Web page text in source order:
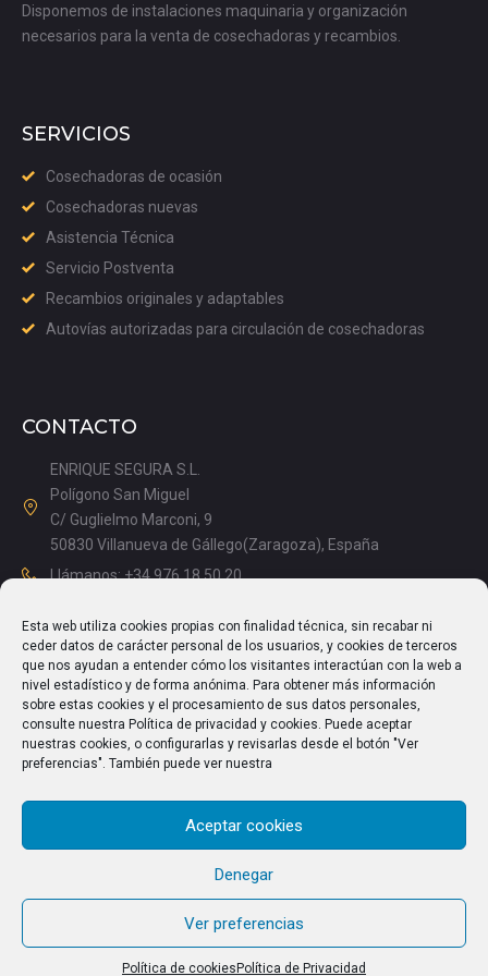
Esta web utiliza cookies propias con finalidad técnica, sin recabar ni
ceder datos de carácter personal de los usuarios, y cookies de terceros
que nos ayudan a entender cómo los visitantes interactúan con la web a
nivel estadístico y de forma anónima. Para obtener más información
sobre estas cookies y el procesamiento de sus datos personales,
consulte nuestra Política de privacidad y cookies. Puede aceptar
nuestras cookies, o configurarlas y revisarlas desde el botón "Ver
preferencias". También puede ver nuestra
Aceptar cookies
Denegar
Ver preferencias
Política de cookies Política de Privacidad
Disponemos de instalaciones maquinaria y organización
necesarios para la venta de cosechadoras y recambios.
SERVICIOS
Cosechadoras de ocasión
Cosechadoras nuevas
Asistencia Técnica
Servicio Postventa
Recambios originales y adaptables
Autovías autorizadas para circulación de cosechadoras
CONTACTO
ENRIQUE SEGURA S.L.
Polígono San Miguel
C/ Guglielmo Marconi, 9
50830 Villanueva de Gállego(Zaragoza), España
Llámanos: +34 976 18 50 20
Tardes: 14.00 – 17.15
info@enriquesegura.com
TEXTOS LEGALES
Aviso Legal
Política de Privacidad